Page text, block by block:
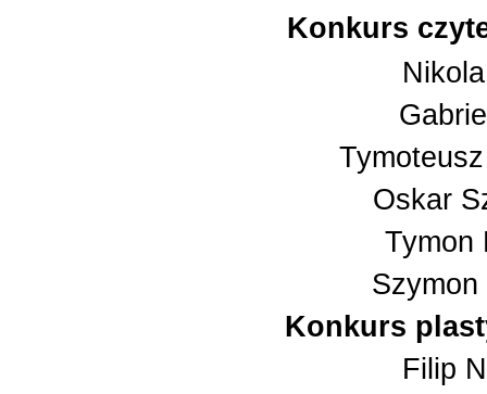
Konkurs
Oskar
Tymon
Szymon
Konkurs
Filip